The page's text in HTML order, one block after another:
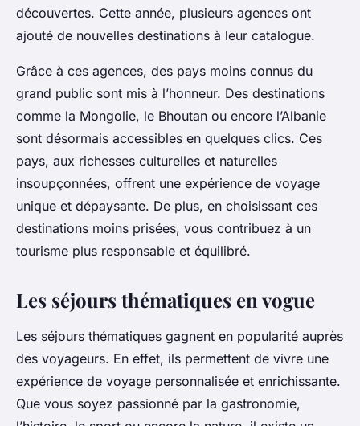
découvertes. Cette année, plusieurs agences ont
ajouté de nouvelles destinations à leur catalogue.
Grâce à ces agences, des pays moins connus du
grand public sont mis à l’honneur. Des destinations
comme la Mongolie, le Bhoutan ou encore l’Albanie
sont désormais accessibles en quelques clics. Ces
pays, aux richesses culturelles et naturelles
insoupçonnées, offrent une expérience de voyage
unique et dépaysante. De plus, en choisissant ces
destinations moins prisées, vous contribuez à un
tourisme plus responsable et équilibré.
Les séjours thématiques en vogue
Les séjours thématiques gagnent en popularité auprès
des voyageurs. En effet, ils permettent de vivre une
expérience de voyage personnalisée et enrichissante.
Que vous soyez passionné par la gastronomie,